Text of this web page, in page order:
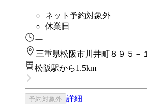
ネット予約対象外
休業日
ー
三重県松阪市川井町８９５－１
松阪駅から1.5km
予約対象外 詳細